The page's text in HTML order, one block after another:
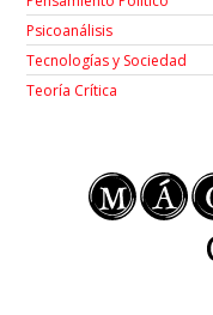
Psicoanálisis
Tecnologías y Sociedad
Teoría Crítica